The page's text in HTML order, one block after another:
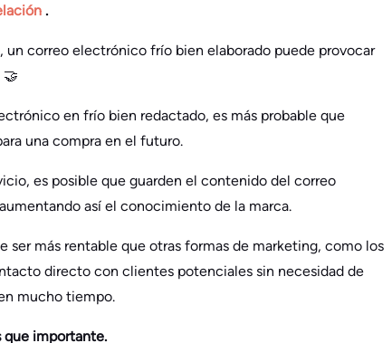
.
correo electrónico frío bien elaborado puede provocar
🤝
en frío bien redactado, es más probable que
una compra en el futuro.
es posible que guarden el contenido del correo
así el conocimiento de la marca.
más rentable que otras formas de marketing, como los
directo con clientes potenciales sin necesidad de
mucho tiempo.
que importante.